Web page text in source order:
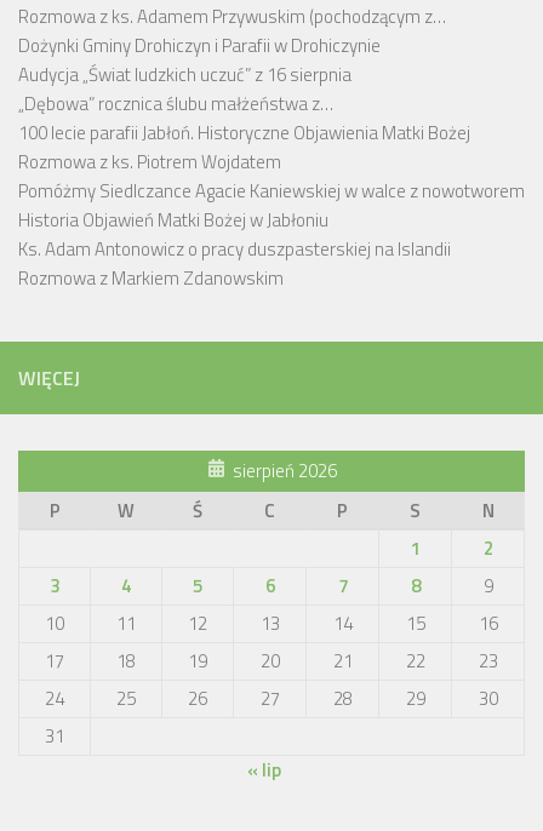
Rozmowa z ks. Adamem Przywuskim (pochodzącym z…
Dożynki Gminy Drohiczyn i Parafii w Drohiczynie
Audycja „Świat ludzkich uczuć” z 16 sierpnia
„Dębowa” rocznica ślubu małżeństwa z…
100 lecie parafii Jabłoń. Historyczne Objawienia Matki Bożej
Rozmowa z ks. Piotrem Wojdatem
Pomóżmy Siedlczance Agacie Kaniewskiej w walce z nowotworem
Historia Objawień Matki Bożej w Jabłoniu
Ks. Adam Antonowicz o pracy duszpasterskiej na Islandii
Rozmowa z Markiem Zdanowskim
WIĘCEJ
sierpień 2026
P
W Ś C P S
N
1
2
3
4 5 6 7 8
9
10
11 12 13 14 15
16
17
18 19 20 21 22
23
24
25 26 27 28 29
30
31
« lip